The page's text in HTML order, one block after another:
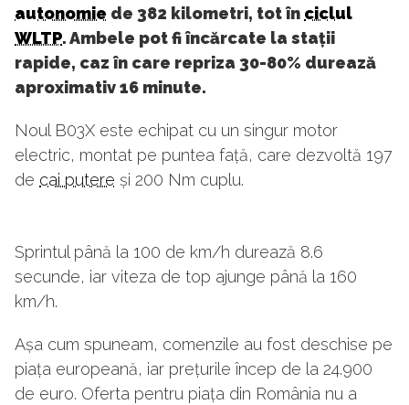
autonomie de 382 kilometri, tot în ciclul
WLTP. Ambele pot fi încărcate la stații
rapide, caz în care repriza 30-80% durează
aproximativ 16 minute.
Noul B03X este echipat cu un singur motor
electric, montat pe puntea față, care dezvoltă 197
de cai putere și 200 Nm cuplu.
Sprintul până la 100 de km/h durează 8.6
secunde, iar viteza de top ajunge până la 160
km/h.
Așa cum spuneam, comenzile au fost deschise pe
piața europeană, iar prețurile încep de la 24.900
de euro. Oferta pentru piața din România nu a